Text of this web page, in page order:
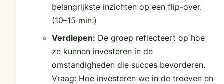
belangrijkste inzichten op een flip-over.
(10–15 min.)
Verdiepen: De groep reflecteert op hoe
ze kunnen investeren in de
omstandigheden die succes bevorderen.
Vraag: Hoe investeren we in de troeven en